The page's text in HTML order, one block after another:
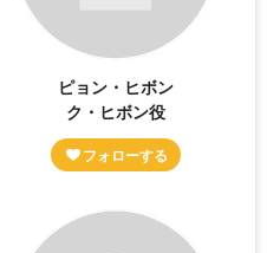
ピョン・ヒボン
ク・ヒボン役